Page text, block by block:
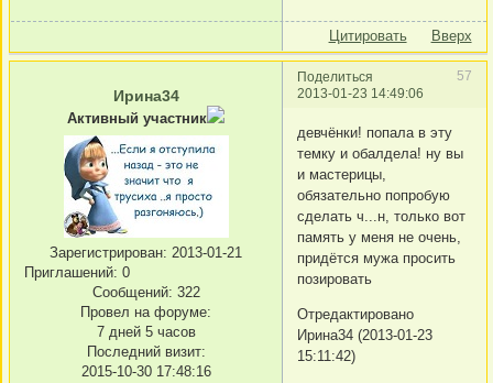
Цитировать Вверх
Поделиться
57
2013-01-23 14:49:06
Ирина34
Активный участник
Зарегистрирован: 2013-01-21
Приглашений: 0
Сообщений: 322
Провел на форуме:
7 дней 5 часов
Последний визит:
2015-10-30 17:48:16
девчёнки! попала в эту
темку и обалдела! ну вы
и мастерицы,
обязательно попробую
сделать ч...н, только вот
память у меня не очень,
придётся мужа просить
позировать
Отредактировано
Ирина34 (2013-01-23
15:11:42)